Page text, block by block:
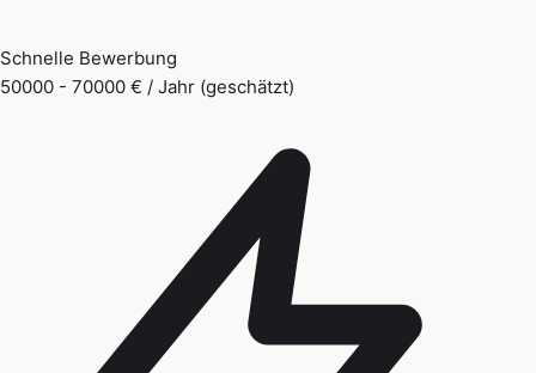
Schnelle Bewerbung
50000 - 70000 € / Jahr (geschätzt)